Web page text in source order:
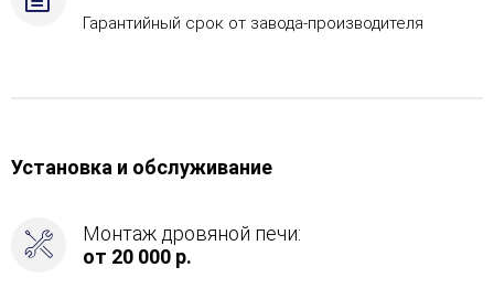
каменку
Гарантийный срок от завода-производителя
Установка и обслуживание
Монтаж дровяной печи:
от 20 000 р.